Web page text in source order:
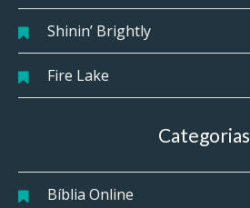
Shinin’ Brightly
Fire Lake
Categorias
Bíblia Online